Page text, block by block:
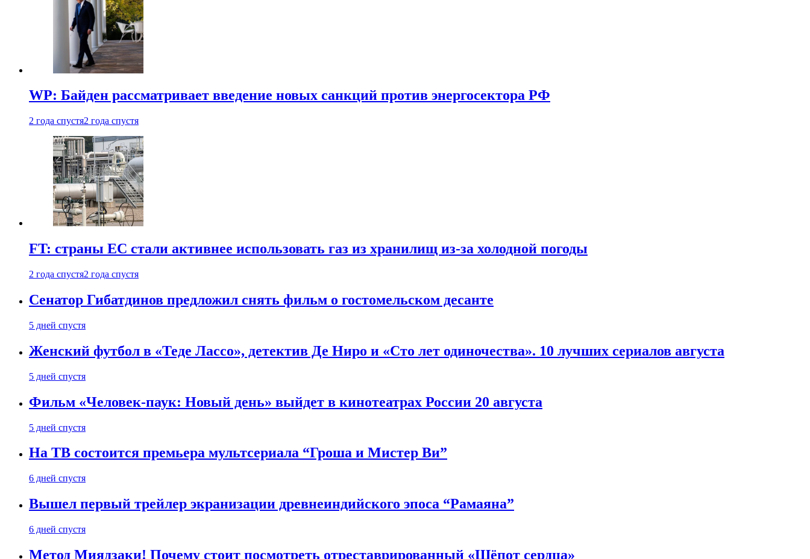
WP: Байден рассматривает введение новых санкций против энергосектора РФ
2 года спустя2 года спустя
FT: страны ЕС стали активнее использовать газ из хранилищ из-за холодной погоды
2 года спустя2 года спустя
Сенатор Гибатдинов предложил снять фильм о гостомельском десанте
5 дней спустя
Женский футбол в «Теде Лассо», детектив Де Ниро и «Сто лет одиночества». 10 лучших сериалов августа
5 дней спустя
Фильм «Человек-паук: Новый день» выйдет в кинотеатрах России 20 августа
5 дней спустя
На ТВ состоится премьера мультсериала “Гроша и Мистер Ви”
6 дней спустя
Вышел первый трейлер экранизации древнеиндийского эпоса “Рамаяна”
6 дней спустя
Метод Миядзаки! Почему стоит посмотреть отреставрированный «Шёпот сердца»